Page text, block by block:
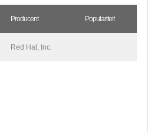
Producent Populariteit
Red Hat, Inc.